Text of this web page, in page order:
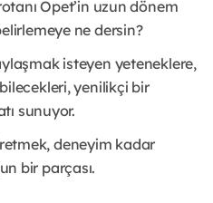
Opet’in uzun dönem
ne dersin?
isteyen yeteneklere,
yenilikçi bir
sunuyor.
deneyim kadar
bir parçası.